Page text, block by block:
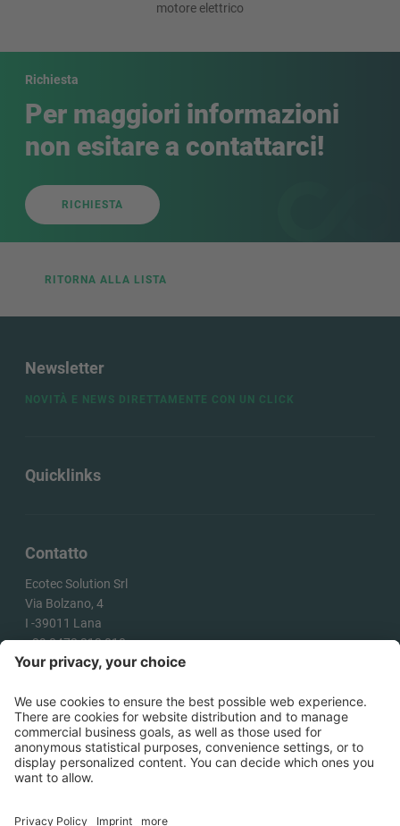
motore elettrico
Richiesta
Per maggiori informazioni
non esitare a contattarci!
RICHIESTA
RITORNA ALLA LISTA
Contatto
Ecotec Solution Srl
Via Bolzano, 4
I -39011 Lana
+39 0473 313 010
info@ecotecsolution.com
COME ARRIVARE
Quicklinks
Newsletter
NOVITÀ E NEWS DIRETTAMENTE CON UN CLICK